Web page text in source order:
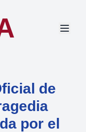
de
por el